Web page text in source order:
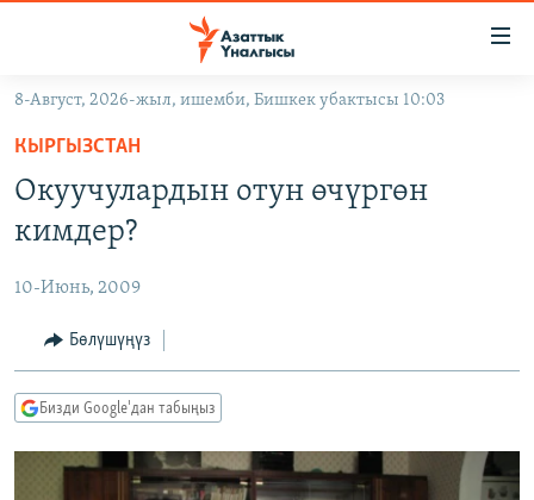
Навигацияга
өтүңүз
Издөөгө
салыңызКЫРГЫЗСТАН
ЭКОНОМИКА
МАДАНИЯТ
ДҮЙНӨ
БОРБОР АЗИЯ
УКРАИНА
АТАЙЫН ИЛИКТӨӨ
ТВ ПРОГРАММАЛАР
ЭКСПЕРТТЕР ТАЛДАЙТ
БИЗ ЖАНА ДҮЙНӨ
ӨЗГӨЧӨ ПИКИР
8-Август, 2026-жыл, ишемби, Бишкек убактысы 10:03
КЫРГЫЗСТАН
Окуучулардын отун өчүргөн
кимдер?
10-Июнь, 2009
Бөлүшүңүз
Бизди Google'дан табыңыз